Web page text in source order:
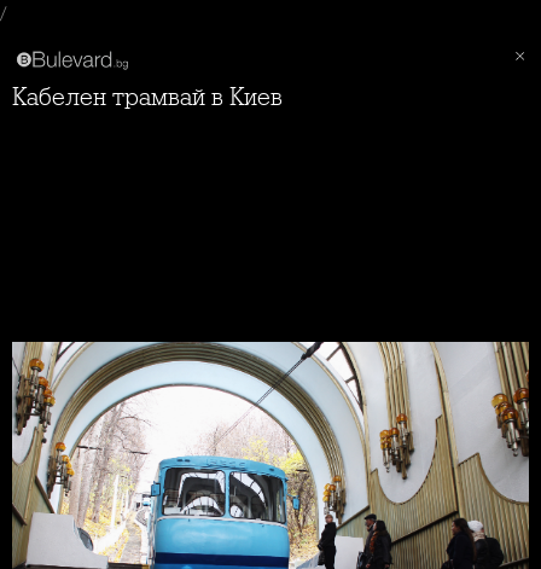
/
Кабелен трамвай в Киев